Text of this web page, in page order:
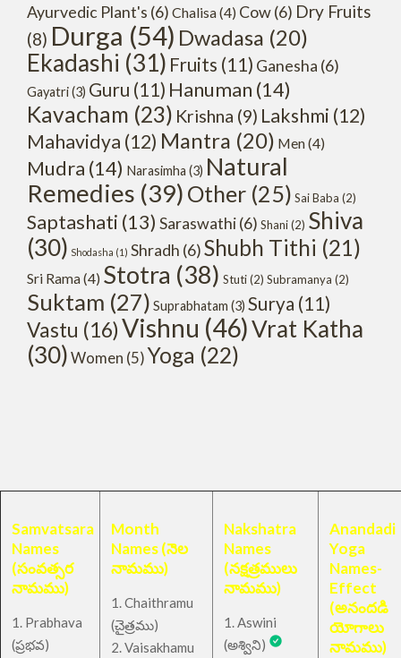
Ayurvedic Plant's (6) Chalisa(4) Cow(6) Dry Fruits
(8) Durga (54) Dwadasa (20)
Ekadashi (31) Fruits (11) Ganesha (6)
Gayatri(3) Guru (11) Hanuman (14)
Kavacham (23) Krishna (9) Lakshmi (12)
Mahavidya (12) Mantra (20) Men(4)
Mudra (14) Narasimha (3) Natural
Remedies (39) Other (25) Sai Baba (2)
Saptashati (13) Saraswathi(6) Shani(2) Shiva
(30) Shodasha (1) Shradh (6)Shubh Tithi (21)
Sri Rama(4) Stotra (38) Stuti(2) Subramanya (2)
Suktam (27) Suprabhatam (3) Surya (11)
Vastu (16)Vishnu (46)Vrat Katha
(30)Women (5)Yoga (22)
Samvatsara
Names
(సంవత్సర
నామము)
1. Prabhava
(ప్రభవ)
Month
Names (నెల
నామము)
1. Chaithramu
(చైత్రము)
2. Vaisakhamu
Nakshatra
Names
(నక్షత్రములు
నామము)
1. Aswini
(అశ్విని)
Anandadi
Yoga
Names-
Effect
(అనందడి
యోగాలు
నామము)